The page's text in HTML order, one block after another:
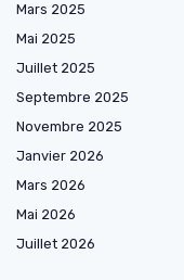
Mars 2025
Mai 2025
Juillet 2025
Septembre 2025
Novembre 2025
Janvier 2026
Mars 2026
Mai 2026
Juillet 2026